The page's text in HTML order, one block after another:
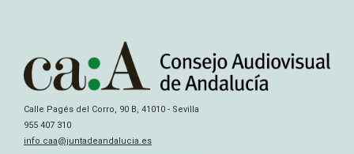
Calle Pagés del Corro, 90 B, 41010 - Sevilla
955 407 310
info.caa@juntadeandalucia.es